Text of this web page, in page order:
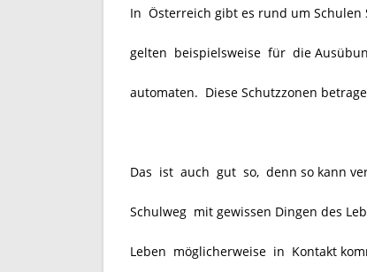
In Österreich gibt es rund um
gelten beispielsweise für die
automaten. Diese Schutzzonen
Das ist auch gut so, denn so kann
Schulweg mit gewissen Dingen des
Leben möglicherweise in Kontakt